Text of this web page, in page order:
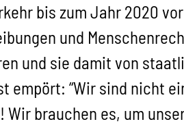
bis zum Jahr 2020
und
und sie damit von
empört: “Wir sind nicht
Wir brauchen es, um